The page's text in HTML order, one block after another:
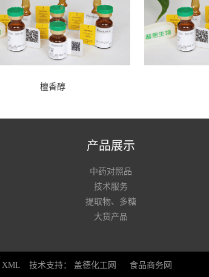
檀香醇
产品展示
中药对照品
技术服务
提取物、多糖
大货产品
XML 技术支持： 盖德化工网 食品商务网